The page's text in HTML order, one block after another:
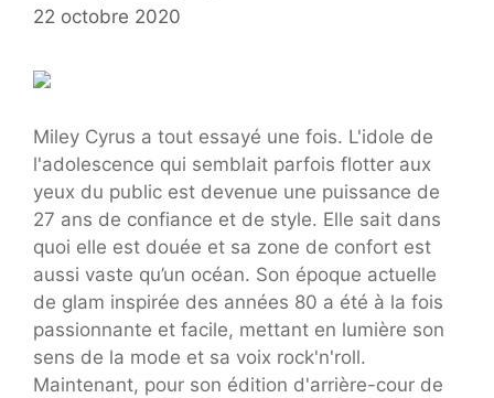
22 octobre 2020
Miley Cyrus a tout essayé une fois. L'idole de
l'adolescence qui semblait parfois flotter aux
yeux du public est devenue une puissance de
27 ans de confiance et de style. Elle sait dans
quoi elle est douée et sa zone de confort est
aussi vaste qu’un océan. Son époque actuelle
de glam inspirée des années 80 a été à la fois
passionnante et facile, mettant en lumière son
sens de la mode et sa voix rock'n'roll.
Maintenant, pour son édition d'arrière-cour de